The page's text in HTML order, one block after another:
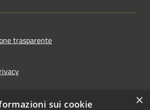
trasparente
accessibilità
×
sui cookie